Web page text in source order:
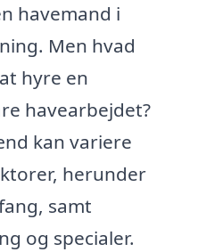
havemand i
Men hvad
hyre en
havearbejdet?
kan variere
herunder
samt
og specialer.